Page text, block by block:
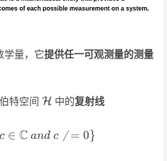
学量，它提供任一可观测量的测量
特空间 \mathcal{H}
H 中的复射线
c ∈ C and c = 0}